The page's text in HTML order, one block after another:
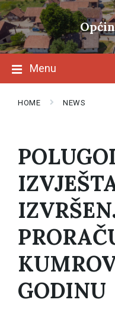
Skip
to
content
Skip
to
main
navigation
Skip
to
footer
Menu
HOME NEWS
GODINU